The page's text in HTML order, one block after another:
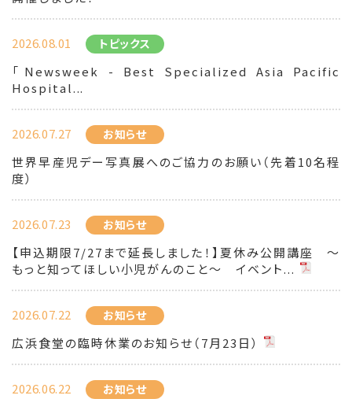
2026.08.01 トピックス
「Newsweek - Best Specialized Asia Pacific
Hospital...
2026.07.27 お知らせ
世界早産児デー写真展へのご協力のお願い（先着10名程
度）
2026.07.23 お知らせ
【申込期限7/27まで延長しました！】夏休み公開講座 ～
もっと知ってほしい小児がんのこと～ イベント...
2026.07.22 お知らせ
広浜食堂の臨時休業のお知らせ（7月23日）
2026.06.22 お知らせ